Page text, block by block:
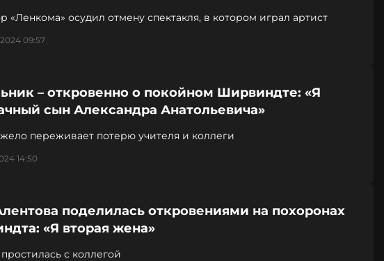
«Ленкома» осудил отмену спектакля, в котором играл артист
09:57
– откровенно о покойном Ширвиндте: «Я
сын Александра Анатольевича»
переживает потерю учителя и коллеги
14:50
поделилась откровениями на похоронах
«Я вторая жена»
с коллегой